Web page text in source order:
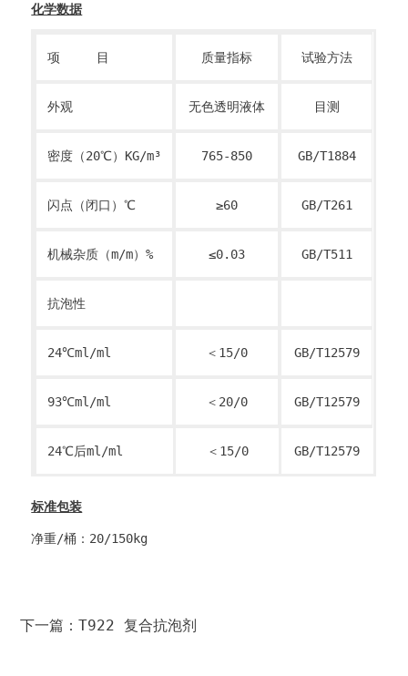
化学数据
项 目 质量指标 试验方法
外观 无色透明液体 目测
密度（20℃）KG/m³ 765-850 GB/T1884
闪点（闭口）℃ ≥60 GB/T261
机械杂质（m/m）% ≤0.03 GB/T511
抗泡性
24℃ml/ml ＜15/0 GB/T12579
93℃ml/ml ＜20/0 GB/T12579
24℃后ml/ml ＜15/0 GB/T12579
标准包装
净重/桶：20/150kg
下一篇：T922 复合抗泡剂